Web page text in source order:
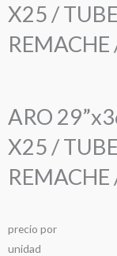
X25 /
REMACHE
ARO
X25 /
REMACHE
precio por
unidad